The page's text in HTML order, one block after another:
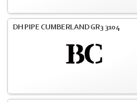
DH PIPE CUMBERLAND GR3 3104